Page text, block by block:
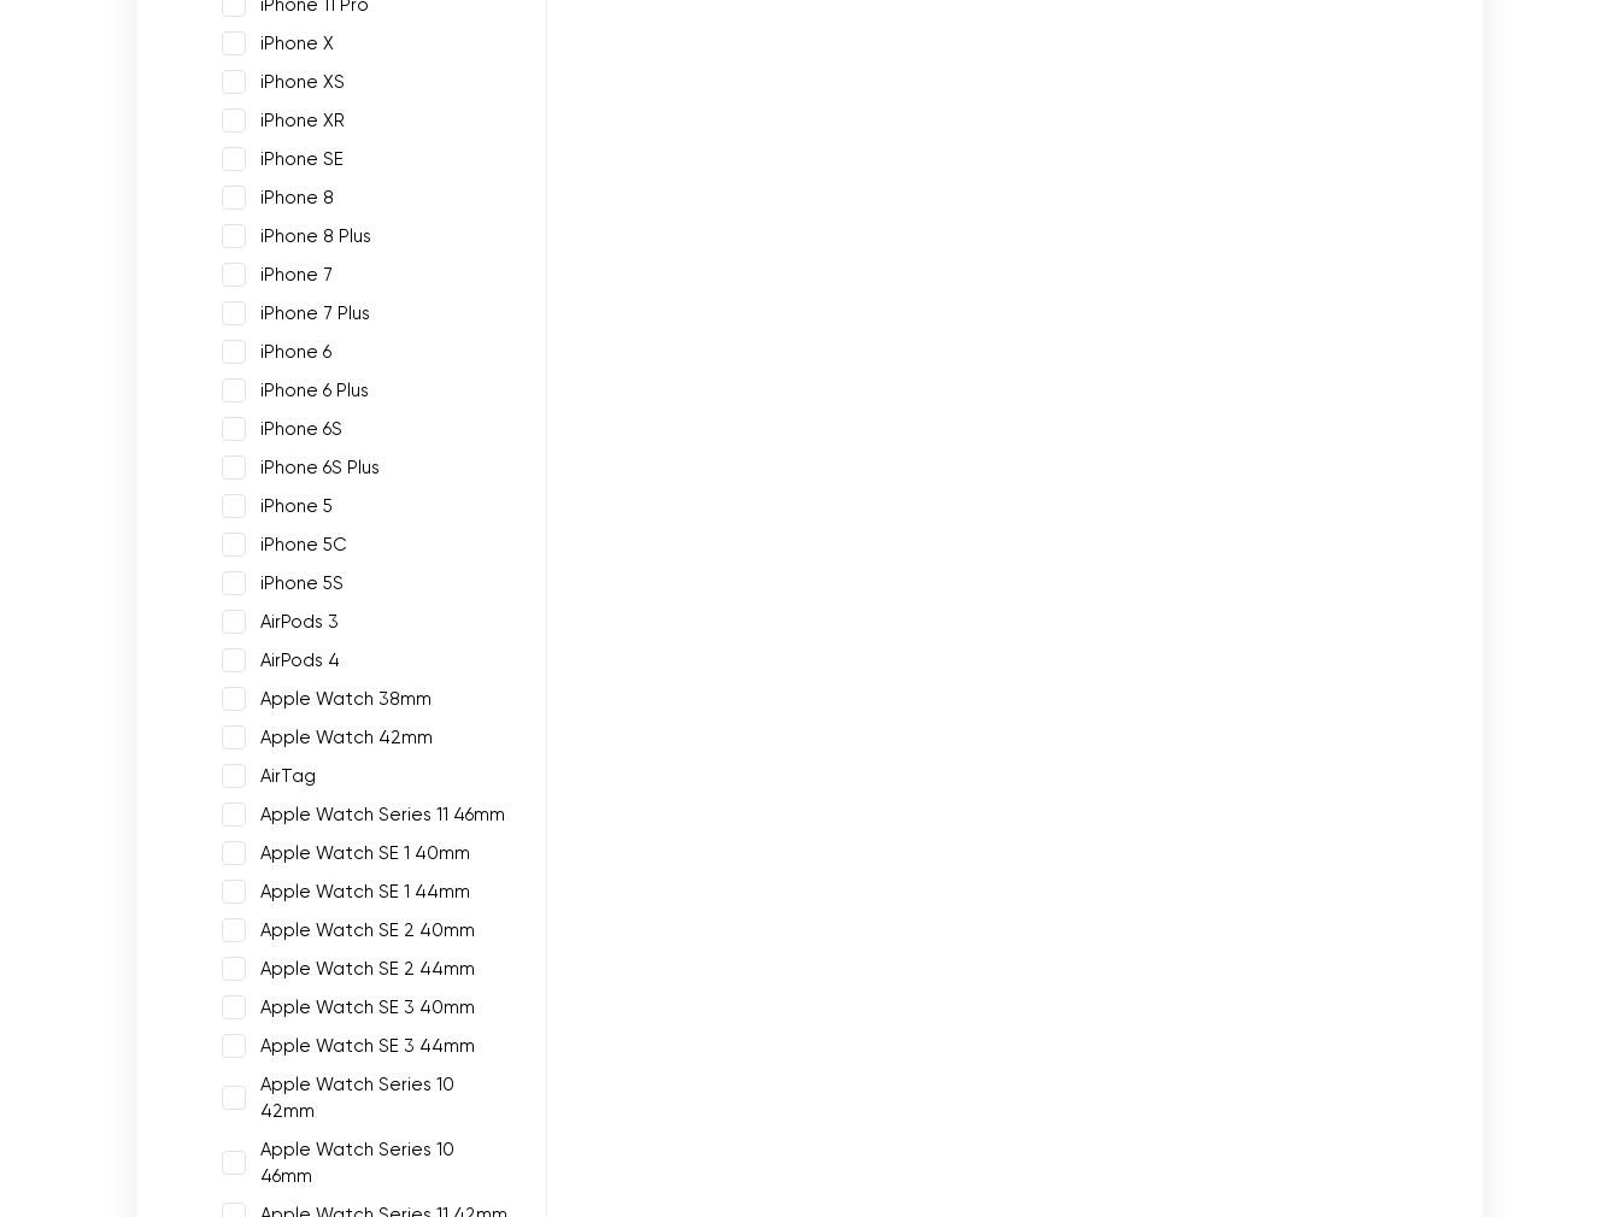
iPhone 11 Pro
iPhone X
iPhone XS
iPhone XR
iPhone SE
iPhone 8
iPhone 8 Plus
iPhone 7
iPhone 7 Plus
iPhone 6
iPhone 6 Plus
iPhone 6S
iPhone 6S Plus
iPhone 5
iPhone 5C
iPhone 5S
AirPods 3
AirPods 4
Apple Watch 38mm
Apple Watch 42mm
AirTag
Apple Watch Series 11 46mm
Apple Watch SE 1 40mm
Apple Watch SE 1 44mm
Apple Watch SE 2 40mm
Apple Watch SE 2 44mm
Apple Watch SE 3 40mm
Apple Watch SE 3 44mm
Apple Watch Series 10
42mm
Apple Watch Series 10
46mm